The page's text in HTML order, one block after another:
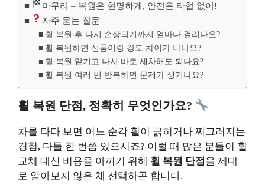
마무리 – 복원은 현명하게, 안전은 타협 없이!
자주 묻는 질문
휠 복원 후 다시 손상되기까지 얼마나 걸리나요?
휠 복원하면 신품이랑 강도 차이가 나나요?
휠 복원 맡기고 나서 바로 세차해도 되나요?
휠 복원 여러 번 반복하면 문제가 생기나요?
휠 복원 단점, 정확히 무엇인가요?
차를 타다 보면 어느 순각 휠이 긁히거나 찌그러지는
경험, 다들 한 번쯤 있으시죠? 이럴 때 많은 분들이 휠
교체 대신 비용을 아끼기 위해 휠 복원 단점 을 제대
로 알아보지 않은 채 선택하곤 합니다.